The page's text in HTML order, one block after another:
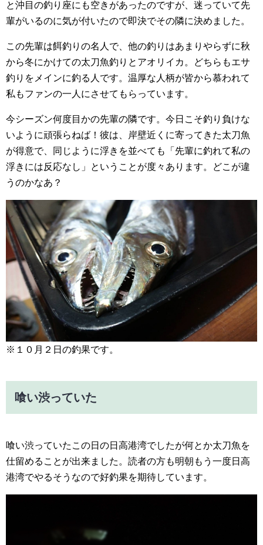
と沖目の釣り座にも空きがあったのですが、迷っていて先
輩がいるのに気が付いたので即決でその隣に決めました。
この先輩は餌釣りの名人で、他の釣りはあまりやらずに秋
から冬にかけての太刀魚釣りとアオリイカ。どちらもエサ
釣りをメインに釣る人です。温厚な人柄が皆から慕われて
私もファンの一人にさせてもらっています。
今シーズン何度目かの先輩の隣です。今日こそ釣り負けな
いように頑張らねば！彼は、岸壁近くに寄ってきた太刀魚
が得意で、同じように浮きを並べても「先輩に釣れて私の
浮きには反応なし」ということが度々あります。どこが違
うのかなあ？
※１０月２日の釣果です。
喰い渋っていた
喰い渋っていたこの日の日高港湾でしたが何とか太刀魚を
仕留めることが出来ました。読者の方も明朝もう一度日高
港湾でやるそうなので好釣果を期待しています。